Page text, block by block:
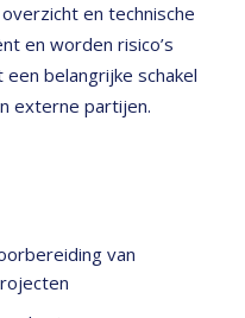
en technische
en worden risico’s
belangrijke schakel
externe partijen.
van